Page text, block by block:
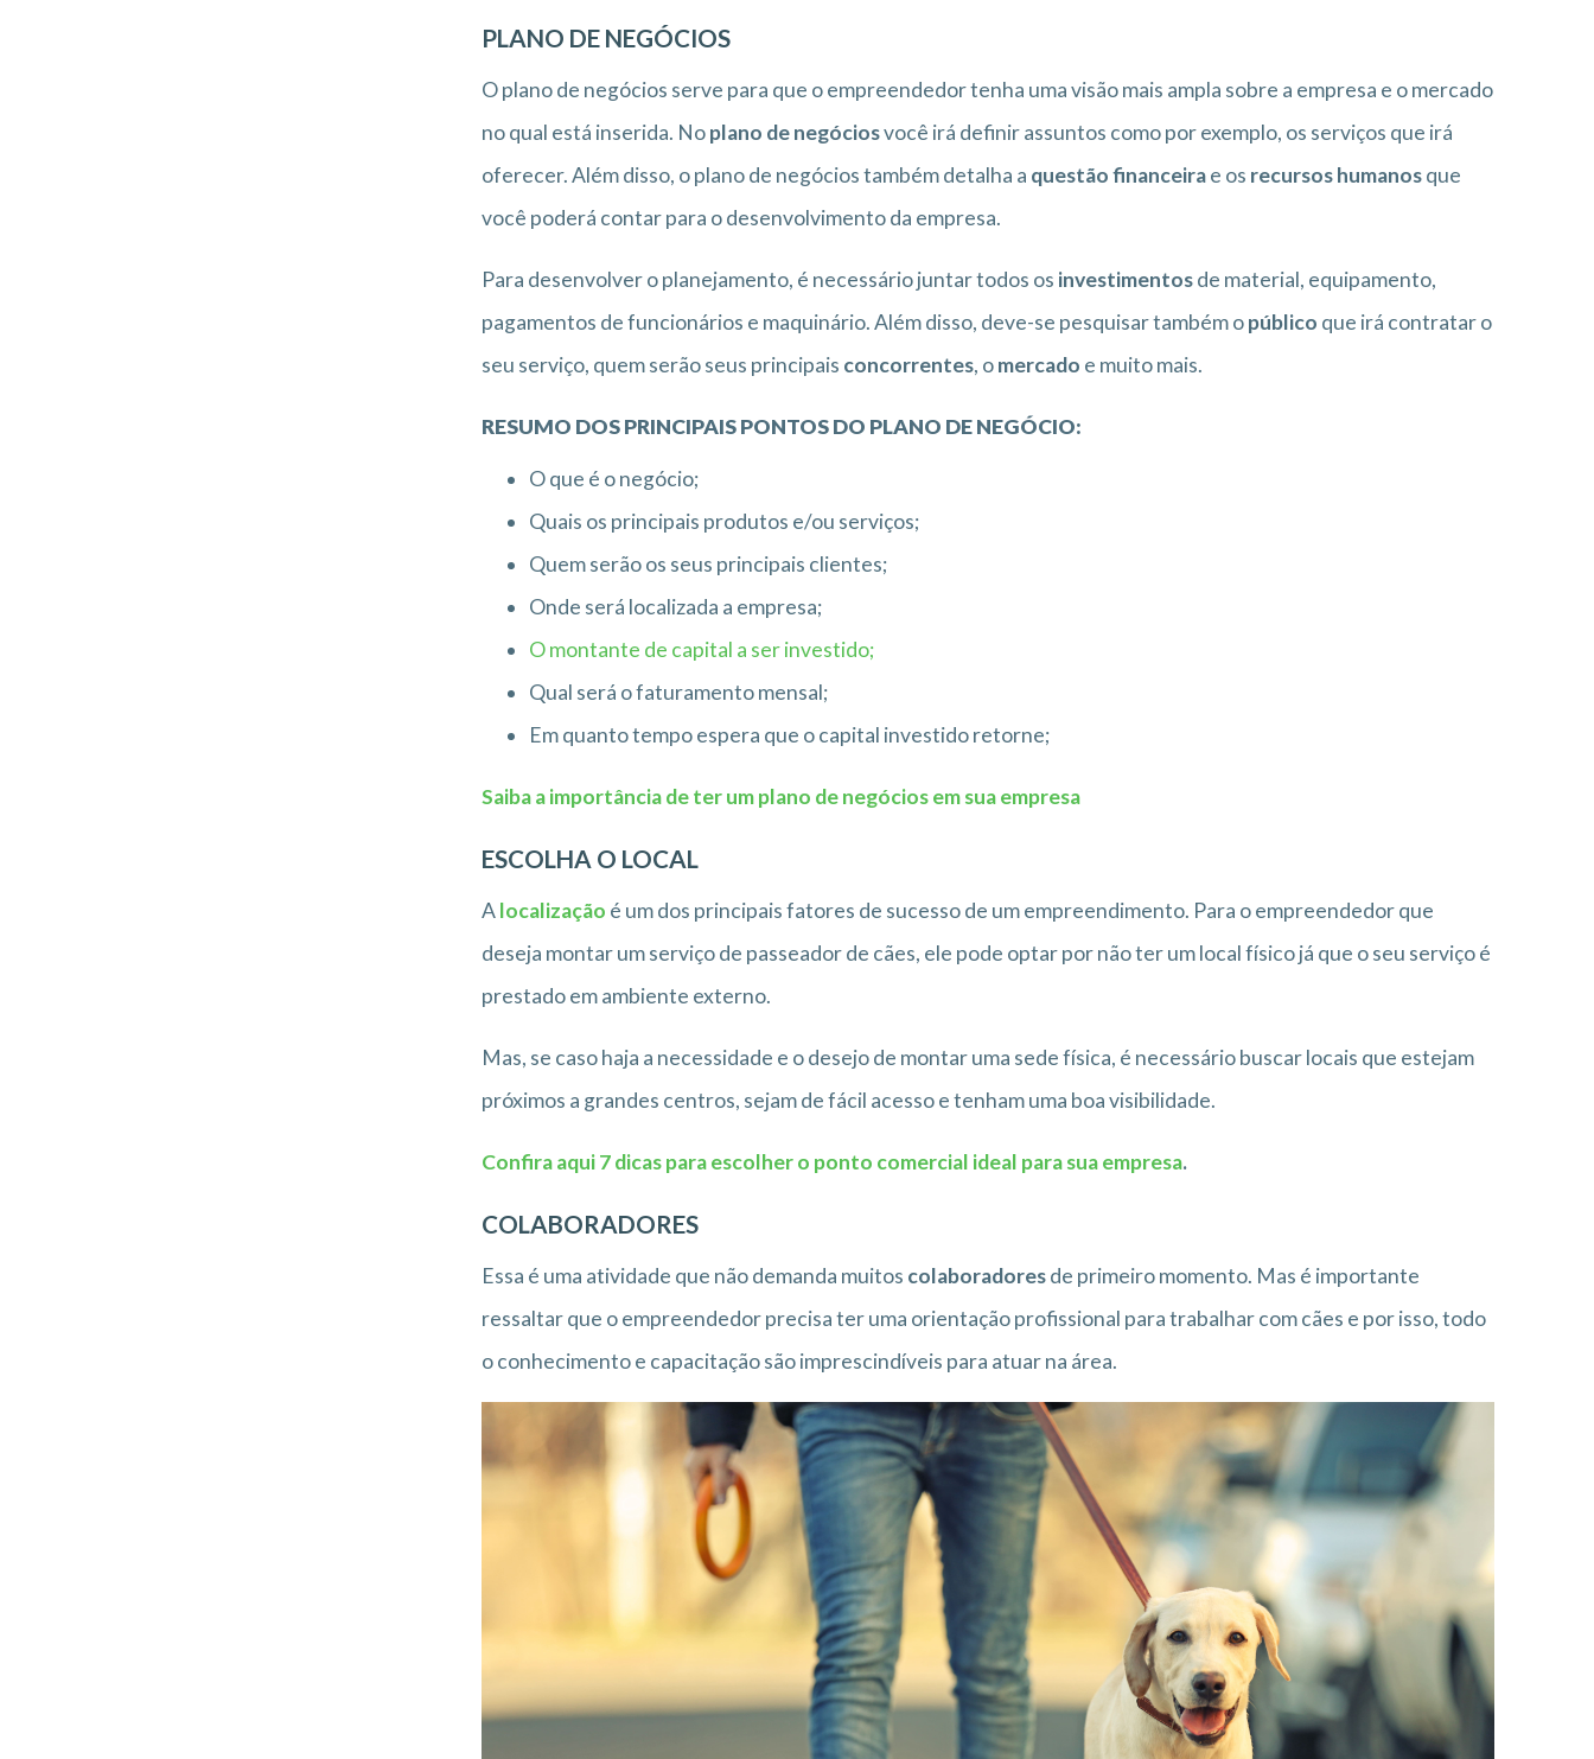
PLANO DE NEGÓCIOS
O plano de negócios serve para que o empreendedor tenha uma visão mais ampla sobre a empresa e o mercado
no qual está inserida. Noplano de negóciosvocê irá definir assuntos como por exemplo, os serviços que irá
oferecer. Além disso, o plano de negócios também detalha a questão financeirae os recursos humanosque
você poderá contar para o desenvolvimento da empresa.
Para desenvolver o planejamento, é necessário juntar todos os investimentosde material, equipamento,
pagamentos de funcionários e maquinário. Além disso, deve-se pesquisar também opúblico que irá contratar o
seu serviço, quem serão seus principais concorrentes, omercado e muito mais.
RESUMO DOS PRINCIPAIS PONTOS DO PLANO DE NEGÓCIO:
O que é o negócio;
Quais os principais produtos e/ou serviços;
Quem serão os seus principais clientes;
Onde será localizada a empresa;
O montante de capital a ser investido;
Qual será o faturamento mensal;
Em quanto tempo espera que o capital investido retorne;
Saiba a importância de ter um plano de negócios em sua empresa
ESCOLHA O LOCAL
Alocalização é um dos principais fatores de sucesso de um empreendimento. Para o empreendedor que
deseja montar um serviço de passeador de cães, ele pode optar por não ter um local físico já que o seu serviço é
prestado em ambiente externo.
Mas, se caso haja a necessidade e o desejo de montar uma sede física, é necessário buscar locais que estejam
próximos a grandes centros, sejam de fácil acesso e tenham uma boa visibilidade.
Confira aqui 7 dicas para escolher o ponto comercial ideal para sua empresa.
COLABORADORES
Essa é uma atividade que não demanda muitos colaboradoresde primeiro momento. Mas é importante
ressaltar que o empreendedor precisa ter uma orientação profissional para trabalhar com cães e por isso, todo
o conhecimento e capacitação são imprescindíveis para atuar na área.